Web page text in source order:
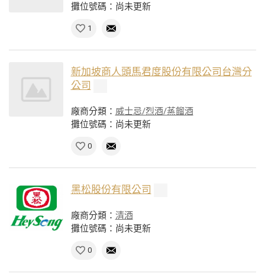
攤位號碼：尚未更新
1
新加坡商人頭馬君度股份有限公司台灣分
公司
廠商分類： 威士忌/烈酒/蒸餾酒
攤位號碼：尚未更新
0
黑松股份有限公司
廠商分類： 清酒
攤位號碼：尚未更新
0